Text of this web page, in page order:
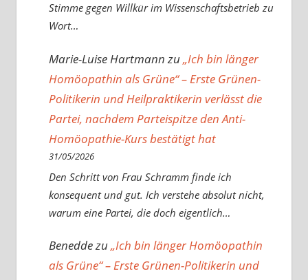
Stimme gegen Willkür im Wissenschaftsbetrieb zu
Wort…
Marie-Luise Hartmannzu„Ich bin länger
Homöopathin als Grüne“ – Erste Grünen-
Politikerin und Heilpraktikerin verlässt die
Partei, nachdem Parteispitze den Anti-
Homöopathie-Kurs bestätigt hat
31/05/2026
Den Schritt von Frau Schramm finde ich
konsequent und gut. Ich verstehe absolut nicht,
warum eine Partei, die doch eigentlich…
Beneddezu„Ich bin länger Homöopathin
als Grüne“ – Erste Grünen-Politikerin und